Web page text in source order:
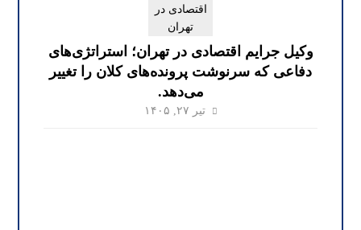
وکیل جرایم اقتصادی در تهران؛ استراتژی‌های
دفاعی که سرنوشت پرونده‌های کلان را تغییر
می‌دهد.
تیر ۲۷, ۱۴۰۵